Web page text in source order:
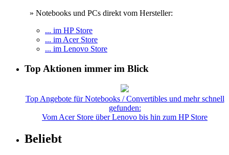
» Notebooks und PCs direkt vom Hersteller:
... im HP Store
... im Acer Store
... im Lenovo Store
Top Aktionen immer im Blick
Top Angebote für Notebooks / Convertibles und mehr schnell
gefunden:
Vom Acer Store über Lenovo bis hin zum HP Store
Beliebt